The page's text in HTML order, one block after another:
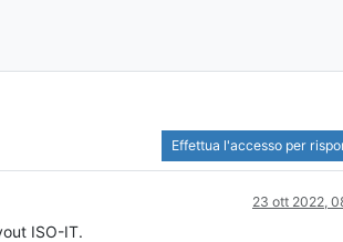
Effettua l'accesso per
23 ott 2022,
ISO-IT.